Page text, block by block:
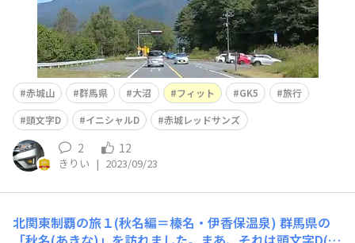
赤城山 群馬県 大沼 フィット GK5
旅行
頭文字D
イニシャルD 赤城レッドサンズ
2 12
きりい | 2023/09/23
北関東制覇の旅１(秋名編＝榛名・伊香保温泉) 群馬県の